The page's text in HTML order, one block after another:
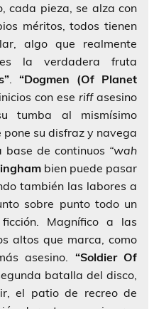
cada pieza, se alza con
méritos, todos tienen
algo que realmente
la verdadera fruta
. “Dogmen (Of Planet
con ese riffasesino
tumba al mismísimo
pone su disfraz y navega
base de continuos “wah
bien puede pasar
también las labores a
sobre punto todo un
Magnífico a las
altos que marca, como
asesino. “Soldier Of
batalla del disco,
el patio de recreo de